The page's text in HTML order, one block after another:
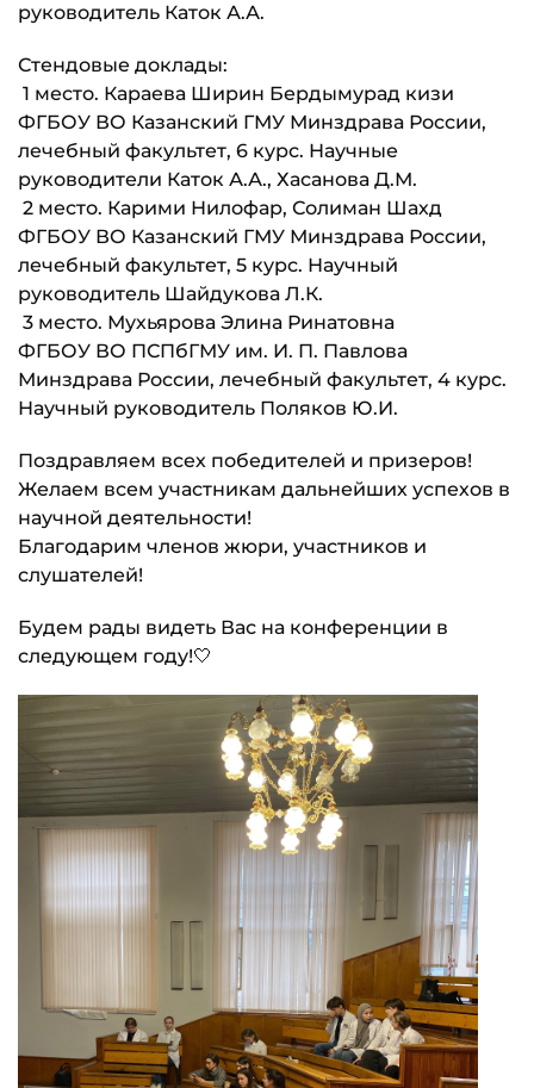
руководитель Каток А.А.
Стендовые доклады:
1 место. Караева Ширин Бердымурад кизи
ФГБОУ ВО Казанский ГМУ Минздрава России,
лечебный факультет, 6 курс. Научные
руководители Каток А.А., Хасанова Д.М.
2 место. Карими Нилофар, Солиман Шахд
ФГБОУ ВО Казанский ГМУ Минздрава России,
лечебный факультет, 5 курс. Научный
руководитель Шайдукова Л.К.
3 место. Мухьярова Элина Ринатовна
ФГБОУ ВО ПСПбГМУ им. И. П. Павлова
Минздрава России, лечебный факультет, 4 курс.
Научный руководитель Поляков Ю.И.
Поздравляем всех победителей и призеров!
Желаем всем участникам дальнейших успехов в
научной деятельности!
Благодарим членов жюри, участников и
слушателей!
Будем рады видеть Вас на конференции в
следующем году!🤍